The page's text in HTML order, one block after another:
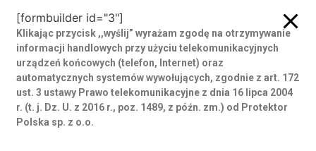
[formbuilder id="3"]
Klikając przycisk ,,wyślij” wyrażam zgodę na otrzymywanie
informacji handlowych przy użyciu telekomunikacyjnych
urządzeń końcowych (telefon, Internet) oraz
automatycznych systemów wywołujących, zgodnie z art. 172
ust. 3 ustawy Prawo telekomunikacyjne z dnia 16 lipca 2004
r. (t. j. Dz. U. z 2016 r., poz. 1489, z późn. zm.) od Protektor
Polska sp. z o.o.